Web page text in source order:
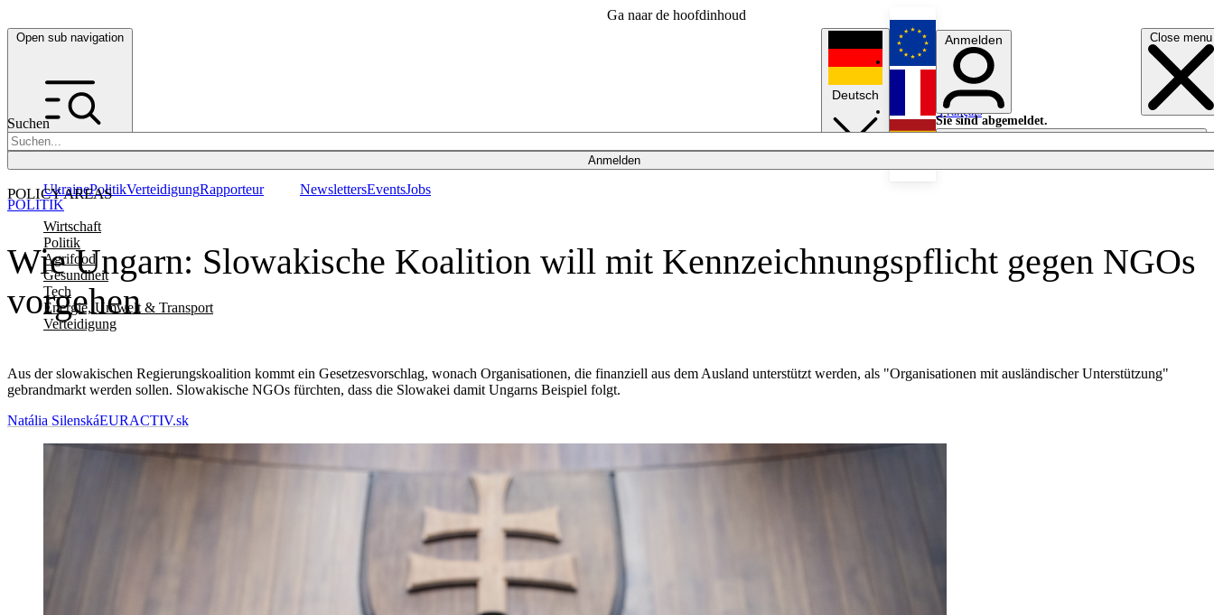
Ga naar de hoofdinhoud
Open sub navigation Close menu
Suchen
Anmelden
POLICY AREAS
Wirtschaft
Politik
Agrifood
Gesundheit
Tech
Energie, Umwelt & Transport
Verteidigung
UkrainePolitikVerteidigungRapporteur NewslettersEventsJobs
Deutsch
English
Français
Anmelden
Sie sind abgemeldet.
Anmelden
Licht aus
Wie Ungarn: Slowakische Koalition will mit Kennzeichnungspflicht gegen NGOs
vorgehen
Aus der slowakischen Regierungskoalition kommt ein Gesetzesvorschlag, wonach Organisationen, die finanziell aus dem Ausland unterstützt werden, als "Organisationen mit ausländischer Unterstützung"
gebrandmarkt werden sollen. Slowakische NGOs fürchten, dass die Slowakei damit Ungarns Beispiel folgt.
POLITIK
Natália SilenskáEURACTIV.sk